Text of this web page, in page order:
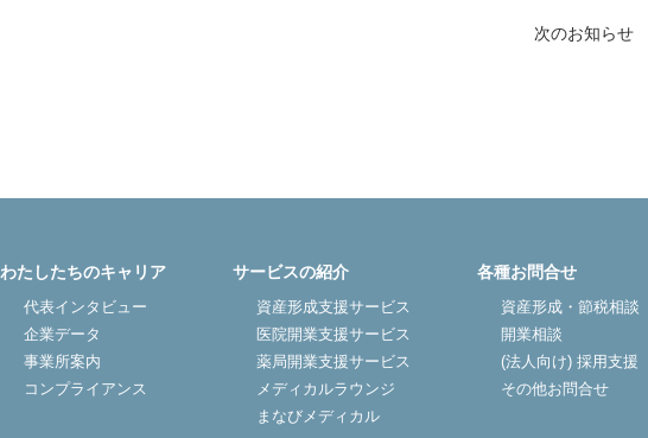
次のお知らせ
わたしたちのキャリア
代表インタビュー
企業データ
事業所案内
コンプライアンス
サービスの紹介
資産形成支援サービス
医院開業支援サービス
薬局開業支援サービス
メディカルラウンジ
まなびメディカル
各種お問合せ
資産形成・節税相談
開業相談
(法人向け) 採用支援
その他お問合せ